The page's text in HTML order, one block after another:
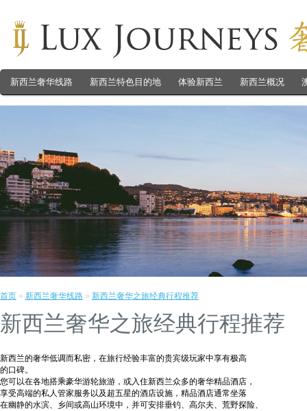
新西兰奢华线路 新西兰特色目的地 体验新西兰 新西兰概况
首页 » 新西兰奢华线路 » 新西兰奢华之旅经典行程推荐
新西兰奢华之旅经典行程推荐
新西兰的奢华低调而私密，在旅行经验丰富的贵宾级玩家中享有极高
的口碑。
您可以在各地搭乘豪华游轮旅游，或入住新西兰众多的奢华精品酒店，
享受高端的私人管家服务以及超五星的酒店设施，精品酒店通常坐落
在幽静的水滨、乡间或高山环境中，并可安排垂钓、高尔夫、荒野探险、